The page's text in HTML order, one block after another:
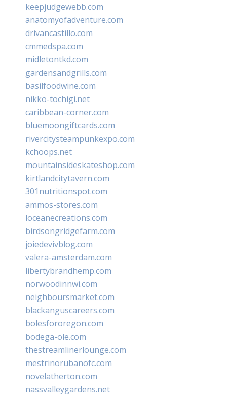
keepjudgewebb.com
anatomyofadventure.com
drivancastillo.com
cmmedspa.com
midletontkd.com
gardensandgrills.com
basilfoodwine.com
nikko-tochigi.net
caribbean-corner.com
bluemoongiftcards.com
rivercitysteampunkexpo.com
kchoops.net
mountainsideskateshop.com
kirtlandcitytavern.com
301nutritionspot.com
ammos-stores.com
loceanecreations.com
birdsongridgefarm.com
joiedevivblog.com
valera-amsterdam.com
libertybrandhemp.com
norwoodinnwi.com
neighboursmarket.com
blackanguscareers.com
bolesfororegon.com
bodega-ole.com
thestreamlinerlounge.com
mestrinorubanofc.com
novelatherton.com
nassvalleygardens.net